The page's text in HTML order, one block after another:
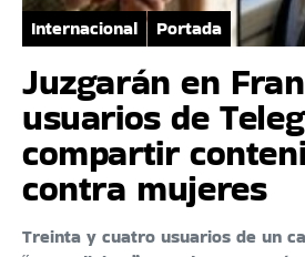
Internacional Portada
Juzgarán en
usuarios de
compartir
contra mujeres
Treinta y cuatro usuarios de un